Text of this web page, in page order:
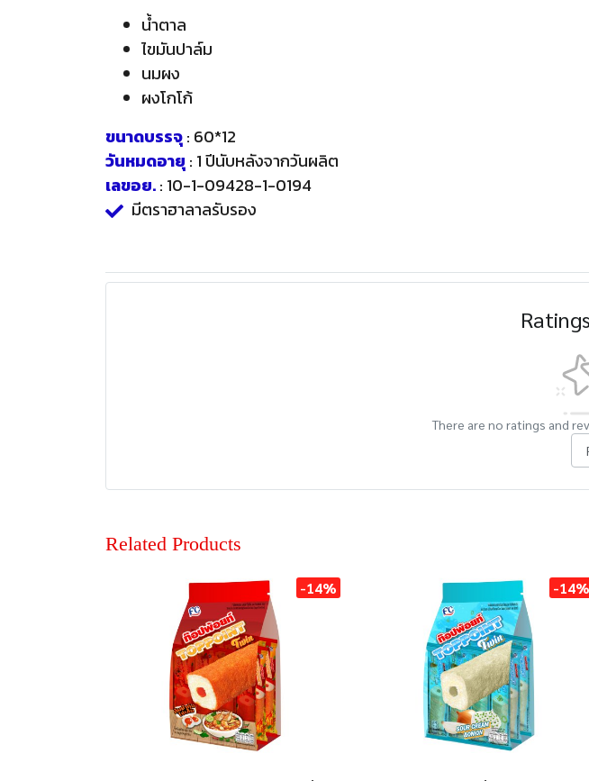
น้ำตาล
ไขมันปาล์ม
นมผง
ผงโกโก้
ขนาดบรรจุ: 60*12
วันหมดอายุ: 1 ปีนับหลังจากวันผลิต
เลขอย.: 10-1-09428-1-0194
มีตราฮาลาลรับรอง
There are no ratings and
Related Products
-14% -14%